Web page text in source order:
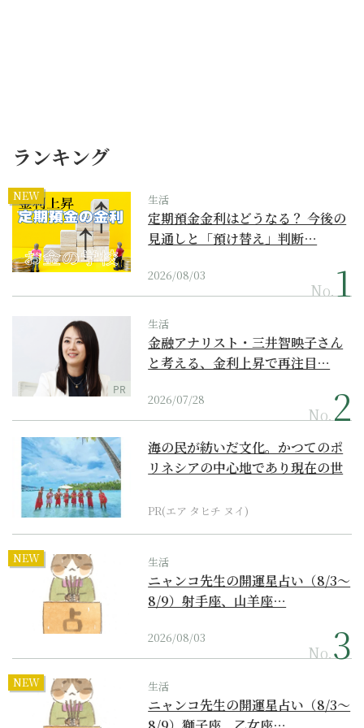
ランキング
NEW 生活
定期預金金利はどうなる？ 今後の
見通しと「預け替え」判断…
2026/08/03
No.
PR
生活
金融アナリスト・三井智映子さん
と考える、金利上昇で再注目…
2026/07/28
No.
海の民が紡いだ文化。かつてのポ
リネシアの中心地であり現在の世
PR(エア タヒチ ヌイ)
NEW 生活
ニャンコ先生の開運星占い（8/3～
8/9）射手座、山羊座…
2026/08/03
No.
NEW 生活
ニャンコ先生の開運星占い（8/3～